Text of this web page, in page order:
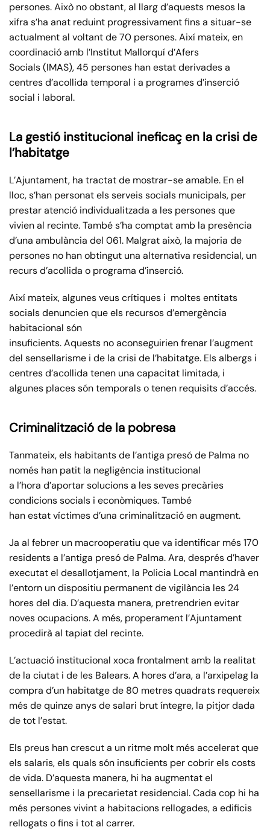
persones. Això no obstant, al llarg d’aquests mesos la
xifra s’ha anat reduint progressivament fins a situar-se
actualment al voltant de 70 persones. Així mateix, en
coordinació amb l’Institut Mallorquí d’Afers
Socials (IMAS), 45 persones han estat derivades a
centres d’acollida temporal i a programes d’inserció
social i laboral.
La gestió institucional ineficaç en la crisi de
l’habitatge
L’Ajuntament, ha tractat de mostrar-se amable. En el
lloc, s’han personat els serveis socials municipals, per
prestar atenció individualitzada a les persones que
vivien al recinte. També s’ha comptat amb la presència
d’una ambulància del 061. Malgrat això, la majoria de
persones no han obtingut una alternativa residencial, un
recurs d’acollida o programa d’inserció.
Així mateix, algunes veus crítiques i moltes entitats
socials denuncien que els recursos d’emergència
habitacional són
insuficients. Aquests no aconseguirien frenar l’augment
del sensellarisme i de la crisi de l’habitatge. Els albergs i
centres d’acollida tenen una capacitat limitada, i
algunes places són temporals o tenen requisits d’accés.
Criminalització de la pobresa
Tanmateix, els habitants de l’antiga presó de Palma no
només han patit la negligència institucional
a l’hora d’aportar solucions a les seves precàries
condicions socials i econòmiques. També
han estat víctimes d’una criminalització en augment.
Ja al febrer un macrooperatiu que va identificar més 170
residents a l’antiga presó de Palma. Ara, després d’haver
executat el desallotjament, la Policia Local mantindrà en
l’entorn un dispositiu permanent de vigilància les 24
hores del dia. D’aquesta manera, pretrendrien evitar
noves ocupacions. A més, properament l’Ajuntament
procedirà al tapiat del recinte.
L’actuació institucional xoca frontalment amb la realitat
de la ciutat i de les Balears. A hores d’ara, a l’arxipelag la
compra d’un habitatge de 80 metres quadrats requereix
més de quinze anys de salari brut íntegre, la pitjor dada
de tot l’estat.
Els preus han crescut a un ritme molt més accelerat que
els salaris, els quals són insuficients per cobrir els costs
de vida. D’aquesta manera, hi ha augmentat el
sensellarisme i la precarietat residencial. Cada cop hi ha
més persones vivint a habitacions rellogades, a edificis
rellogats o fins i tot al carrer.